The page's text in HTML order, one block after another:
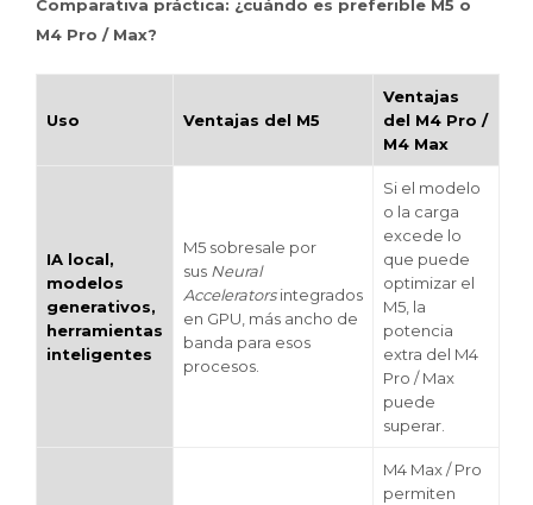
Comparativa práctica: ¿cuándo es preferible M5 o
M4 Pro / Max?
Uso Ventajas del M5
Ventajas
del M4 Pro /
M4 Max
IA local,
modelos
generativos,
herramientas
inteligentes
M5 sobresale por
sus Neural
Acceleratorsintegrados
en GPU, más ancho de
banda para esos
procesos.
Si el modelo
o la carga
excede lo
que puede
optimizar el
M5, la
potencia
extra del M4
Pro / Max
puede
superar.
M4 Max / Pro
permiten